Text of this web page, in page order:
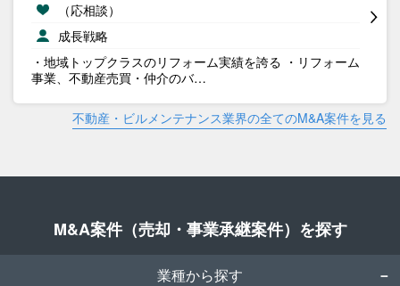
（応相談）
成長戦略
・地域トップクラスのリフォーム実績を誇る ・リフォーム
事業、不動産売買・仲介のバ…
不動産・ビルメンテナンス業界の全てのM&A案件を見る
M&A案件（売却・事業承継案件）を探す
業種から探す